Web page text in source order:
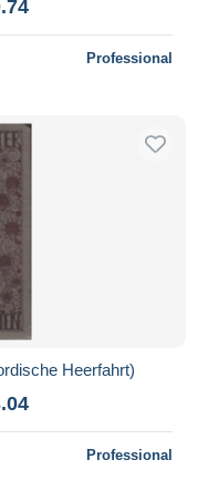
Professional
Heerfahrt)
Professional